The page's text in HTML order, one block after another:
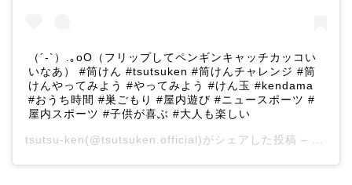
（´-`）.｡oO（フリップしてペンギンキャッチカッコい
いなあ） #筒けん #tsutsuken #筒けんチャレンジ #筒
けんやってみよう #やってみよう #けん玉 #kendama
#おうち時間 #巣ごもり #屋内遊び #ニュースポーツ #
屋内スポーツ #子供が喜ぶ #大人も楽しい
tsutsu-ken(@tsutsuken.official)がシェアした投稿 –